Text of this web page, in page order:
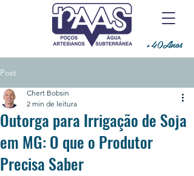
+40Anos
Post
Outorga para Irrigação de Soja
em MG: O que o Produtor
Precisa Saber
Chert Bobsin
2 min de leitura